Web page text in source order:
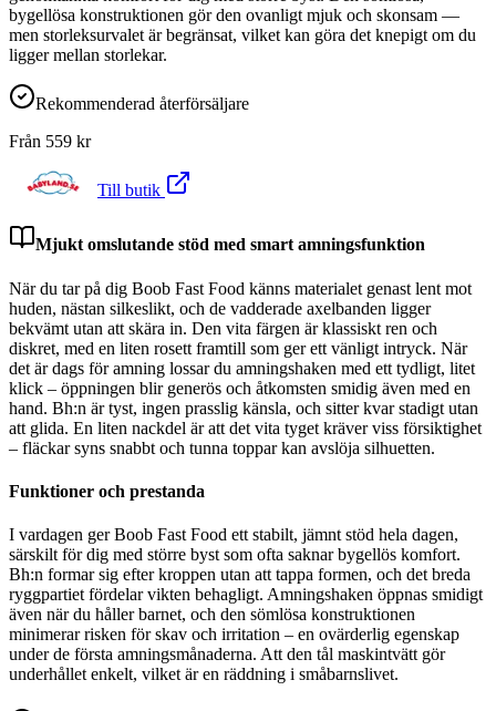
bygellösa konstruktionen gör den ovanligt mjuk och skonsam —
men storleksurvalet är begränsat, vilket kan göra det knepigt om du
ligger mellan storlekar.
Rekommenderad återförsäljare
Från 559 kr
Till butik
Mjukt omslutande stöd med smart amningsfunktion
När du tar på dig Boob Fast Food känns materialet genast lent mot
huden, nästan silkeslikt, och de vadderade axelbanden ligger
bekvämt utan att skära in. Den vita färgen är klassiskt ren och
diskret, med en liten rosett framtill som ger ett vänligt intryck. När
det är dags för amning lossar du amningshaken med ett tydligt, litet
klick – öppningen blir generös och åtkomsten smidig även med en
hand. Bh:n är tyst, ingen prasslig känsla, och sitter kvar stadigt utan
att glida. En liten nackdel är att det vita tyget kräver viss försiktighet
– fläckar syns snabbt och tunna toppar kan avslöja silhuetten.
Funktioner och prestanda
I vardagen ger Boob Fast Food ett stabilt, jämnt stöd hela dagen,
särskilt för dig med större byst som ofta saknar bygellös komfort.
Bh:n formar sig efter kroppen utan att tappa formen, och det breda
ryggpartiet fördelar vikten behagligt. Amningshaken öppnas smidigt
även när du håller barnet, och den sömlösa konstruktionen
minimerar risken för skav och irritation – en ovärderlig egenskap
under de första amningsmånaderna. Att den tål maskintvätt gör
underhållet enkelt, vilket är en räddning i småbarnslivet.